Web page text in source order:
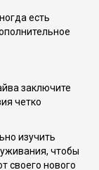
есть
заключите
четко
изучить
чтобы
своего нового